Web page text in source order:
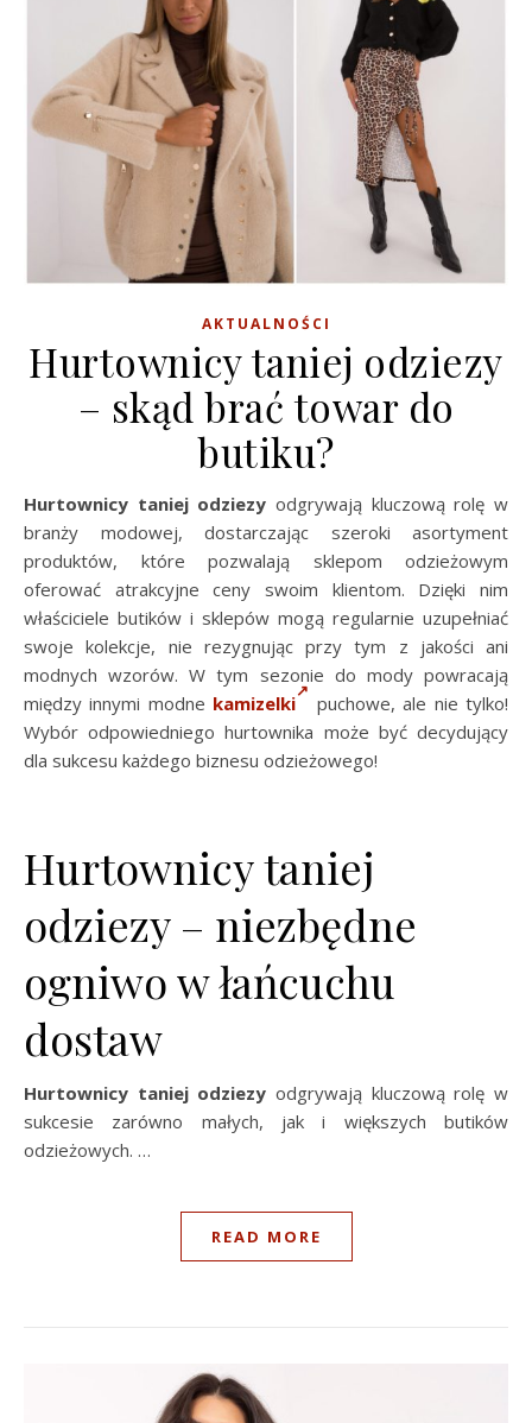
AKTUALNOŚCI
Hurtownicy taniej odziezy
– skąd brać towar do
butiku?
Hurtownicy taniej odziezy odgrywają kluczową rolę w
branży modowej, dostarczając szeroki asortyment
produktów, które pozwalają sklepom odzieżowym
oferować atrakcyjne ceny swoim klientom. Dzięki nim
właściciele butików i sklepów mogą regularnie uzupełniać
swoje kolekcje, nie rezygnując przy tym z jakości ani
modnych wzorów. W tym sezonie do mody powracają
między innymi modne kamizelki
puchowe, ale nie tylko!
Wybór odpowiedniego hurtownika może być decydujący
dla sukcesu każdego biznesu odzieżowego!
Hurtownicy taniej
odziezy – niezbędne
ogniwo w łańcuchu
dostaw
Hurtownicy taniej odziezy odgrywają kluczową rolę w
sukcesie zarówno małych, jak i większych butików
odzieżowych. …
READ MORE